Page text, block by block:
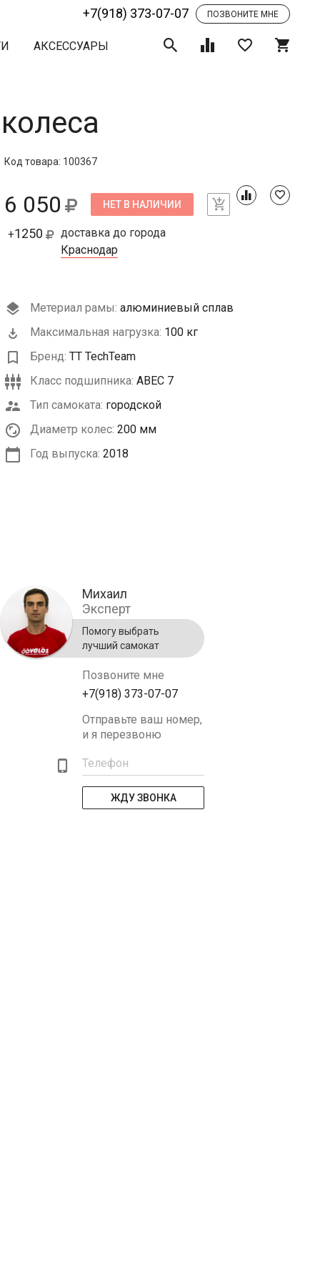
+7(918) 373-07-07 ПОЗВОНИТЕ МНЕ
АКСЕССУАРЫ
Код товара: 100367
6 050 НЕТ В НАЛИЧИИ
+1250
доставка до города
Краснодар
Метериал рамы: алюминиевый сплав
Максимальная нагрузка: 100 кг
Бренд: TT TechTeam
Класс подшипника: ABEC 7
Тип самоката: городской
Диаметр колес: 200 мм
Год выпуска: 2018
Михаил
Эксперт
Помогу выбрать
лучший самокат
Позвоните мне
+7(918) 373-07-07
Отправьте ваш номер,
и я перезвоню
Телефон
ЖДУ ЗВОНКА